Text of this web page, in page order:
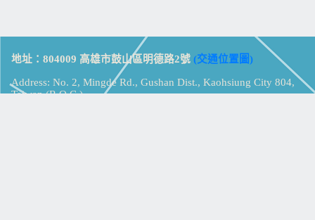
地址：804009 高雄市鼓山區明德路2號 (交通位置圖)
Address: No. 2, Mingde Rd., Gushan Dist., Kaohsiung City 804,
Taiwan (R.O.C.)